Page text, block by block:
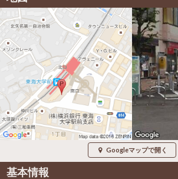
Googleマップで開く
基本情報